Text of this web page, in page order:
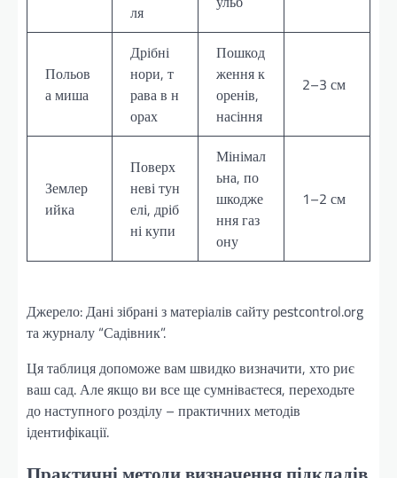
ля
Польов
а миша
Дрібні
нори, т
рава в н
орах
Пошкод
ження к
оренів,
насіння
2–3 см
Землер
ийка
Поверх
неві тун
елі, дріб
ні купи
Мінімал
ьна, по
шкодже
ння газ
ону
1–2 см
Джерело: Дані зібрані з матеріалів сайту pestcontrol.org
та журналу “Садівник”.
Ця таблиця допоможе вам швидко визначити, хто риє
ваш сад. Але якщо ви все ще сумніваєтеся, переходьте
до наступного розділу – практичних методів
ідентифікації.